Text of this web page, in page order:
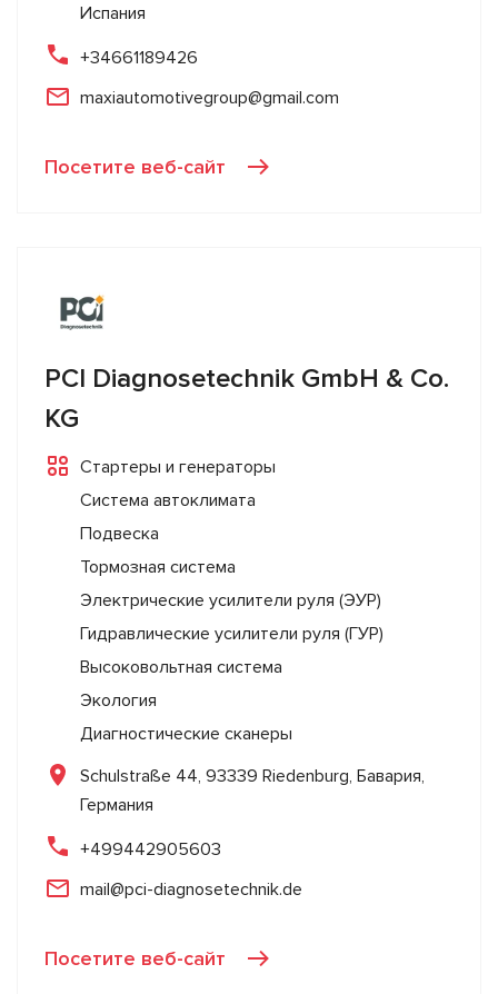
Испания
+34661189426
maxiautomotivegroup@gmail.com
Посетите веб-сайт
PCI Diagnosetechnik GmbH & Co.
KG
Стартеры и генераторы
Система автоклимата
Подвеска
Тормозная система
Электрические усилители руля (ЭУР)
Гидравлические усилители руля (ГУР)
Высоковольтная система
Экология
Диагностические сканеры
Schulstraße 44, 93339 Riedenburg, Бавария,
Германия
+499442905603
mail@pci-diagnosetechnik.de
Посетите веб-сайт